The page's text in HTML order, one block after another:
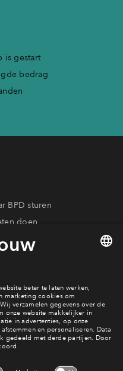
is gestart
bedrag
BPD sturen
doen
3 maanden
voorwaarden voldoet